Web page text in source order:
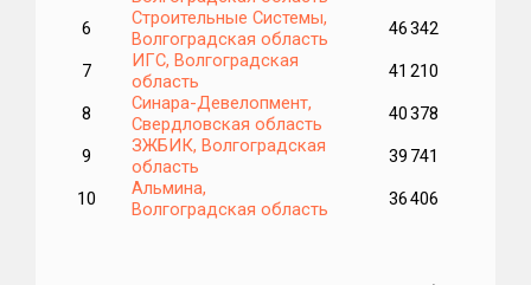
6
Строительные Системы,
Волгоградская область
46 342
7
ИГС, Волгоградская
область
41 210
8
Синара-Девелопмент,
Свердловская область
40 378
9
ЗЖБИК, Волгоградская
область
39 741
10
Альмина,
Волгоградская область
36 406